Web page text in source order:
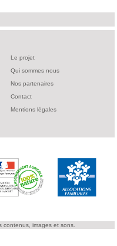
Le projet
Qui sommes nous
Nos partenaires
Contact
Mentions légales
contenus, images et sons.